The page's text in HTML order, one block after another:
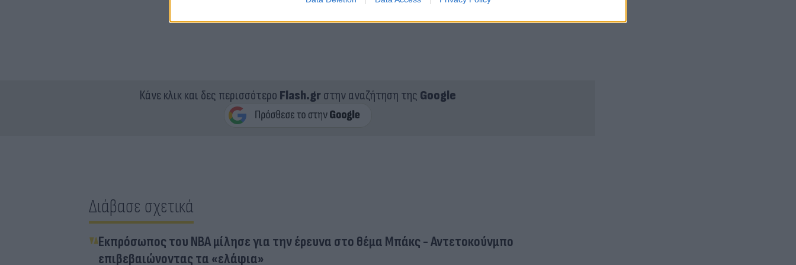
Κάνε κλικ και δες περισσότερο Flash.grστην αναζήτηση της Google
Διάβασε σχετικά
Εκπρόσωπος του ΝΒΑ μίλησε για την έρευνα στο θέμα Μπάκς - Αντετοκούνμπο
επιβεβαιώνοντας τα «ελάφια»